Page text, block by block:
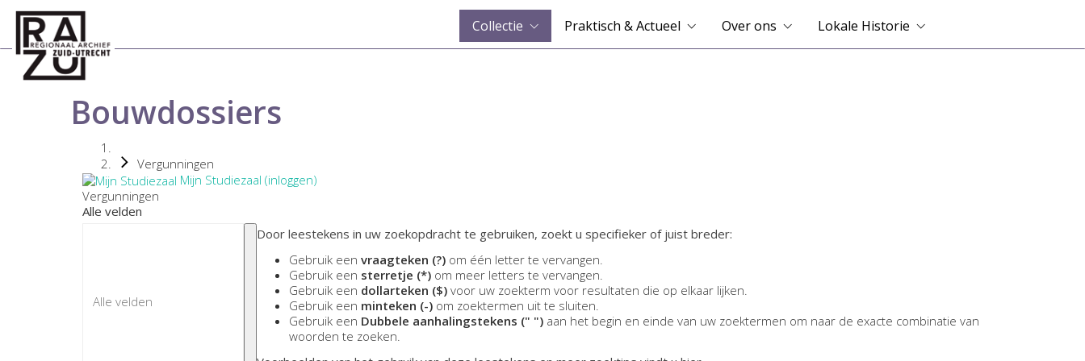
Collectie Praktisch & Actueel Over ons Lokale Historie
Bouwdossiers
Vergunningen
Mijn Studiezaal (inloggen)
Vergunningen
Alle velden
Door leestekens in uw zoekopdracht te gebruiken, zoekt u specifieker of juist breder:
Gebruik een vraagteken (?) om één letter te vervangen.
Gebruik een sterretje (*) om meer letters te vervangen.
Gebruik een dollarteken ($) voor uw zoekterm voor resultaten die op elkaar lijken.
Gebruik een minteken (-) om zoektermen uit te sluiten.
Gebruik een Dubbele aanhalingstekens (" ") aan het begin en einde van uw zoektermen om naar de exacte combinatie van
woorden te zoeken.